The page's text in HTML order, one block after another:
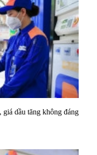
dầu tăng không đáng